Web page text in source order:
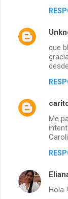
que
Me
Hola